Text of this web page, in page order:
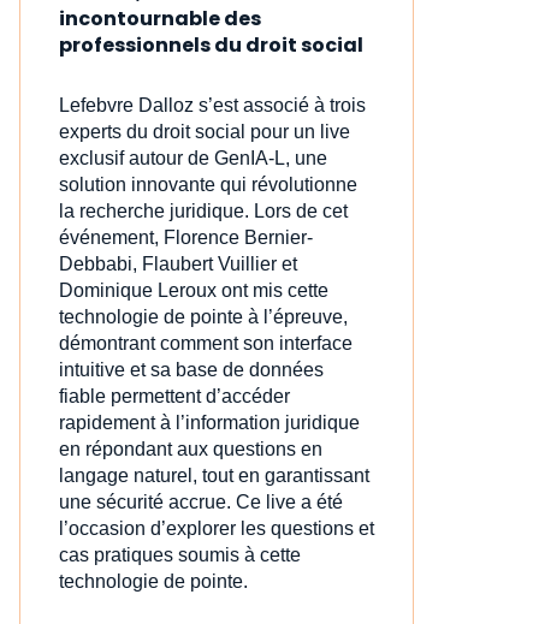
incontournable des
professionnels du droit social
Lefebvre Dalloz s’est associé à trois
experts du droit social pour un live
exclusif autour de GenIA‑L, une
solution innovante qui révolutionne
la recherche juridique. Lors de cet
événement, Florence Bernier-
Debbabi, Flaubert Vuillier et
Dominique Leroux ont mis cette
technologie de pointe à l’épreuve,
démontrant comment son interface
intuitive et sa base de données
fiable permettent d’accéder
rapidement à l’information juridique
en répondant aux questions en
langage naturel, tout en garantissant
une sécurité accrue. Ce live a été
l’occasion d’explorer les questions et
cas pratiques soumis à cette
technologie de pointe.